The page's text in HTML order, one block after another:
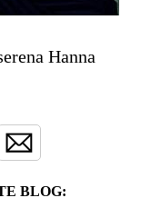
Hanna
BLOG: